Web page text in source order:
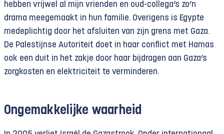
hebben vrijwel al mijn vrienden en oud-collega’s zo’n
drama meegemaakt in hun familie. Overigens is Egypte
medeplichtig door het afsluiten van zijn grens met Gaza.
De Palestijnse Autoriteit doet in haar conflict met Hamas
ook een duit in het zakje door haar bijdragen aan Gaza’s
zorgkosten en elektriciteit te verminderen.
Ongemakkelijke waarheid